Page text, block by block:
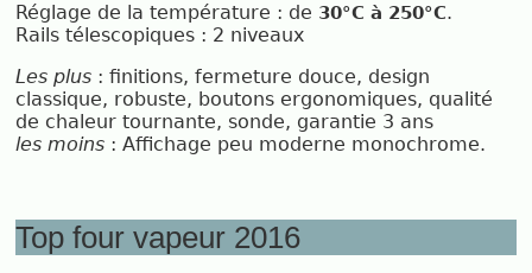
Réglage de la température : de 30°C à 250°C.
Rails télescopiques : 2 niveaux
Les plus : finitions, fermeture douce, design
classique, robuste, boutons ergonomiques, qualité
de chaleur tournante, sonde, garantie 3 ans
les moins : Affichage peu moderne monochrome.
Top four vapeur 2016